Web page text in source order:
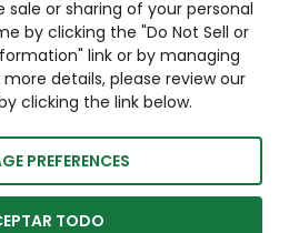
or sharing of your personal
by clicking the "Do Not Sell or
link or by managing
details, please review our
clicking the link below.
PREFERENCES
TODO